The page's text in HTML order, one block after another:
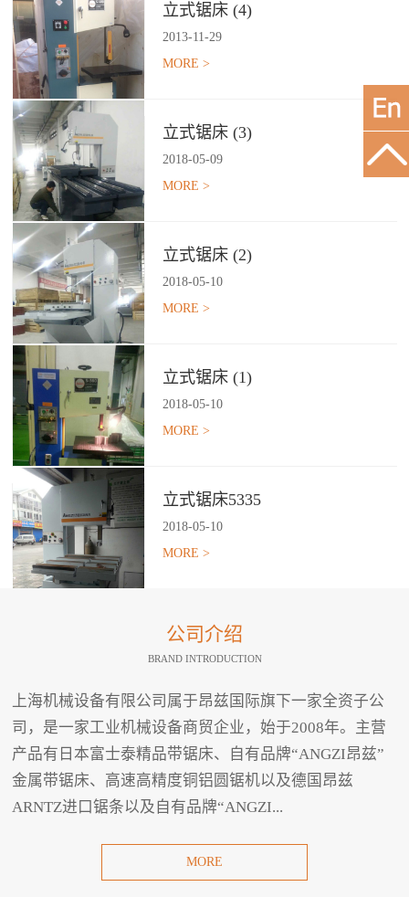
立式锯床 (4)
2013-11 -29
MORE >
立式锯床 (3)
2018-05-09
MORE >
立式锯床 (2)
2018-05-10
MORE >
立式锯床 (1)
2018-05-10
MORE >
立式锯床5335
2018-05-10
MORE >
公司介绍
BRAND INTRODUCTION
上海机械设备有限公司属于昂兹国际旗下一家全资子公
司，是一家工业机械设备商贸企业，始于2008年。主营
产品有日本富士泰精品带锯床、自有品牌“ANGZI昂兹”
金属带锯床、高速高精度铜铝圆锯机以及德国昂兹
ARNTZ进口锯条以及自有品牌“ANGZI...
MORE